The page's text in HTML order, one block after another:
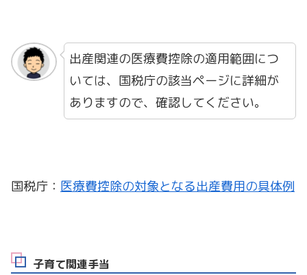
出産関連の医療費控除の適用範囲につ
いては、国税庁の該当ページに詳細が
ありますので、確認してください。
国税庁： 医療費控除の対象となる出産費用の具体例
子育て関連手当